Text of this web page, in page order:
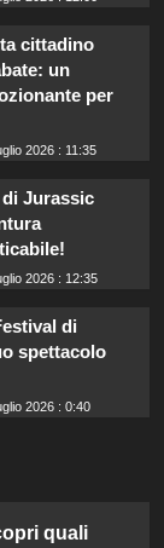
cittadino
un
per
2026 : 11:35
di Jurassic
2026 : 12:35
di
spettacolo
2026 : 0:40
quali